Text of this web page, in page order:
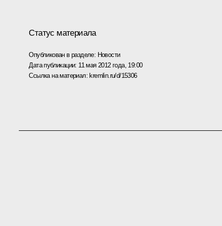
Статус материала
Опубликован в разделе: Новости
Дата публикации: 11 мая 2012 года, 19:00
Ссылка на материал: kremlin.ru/d/15306